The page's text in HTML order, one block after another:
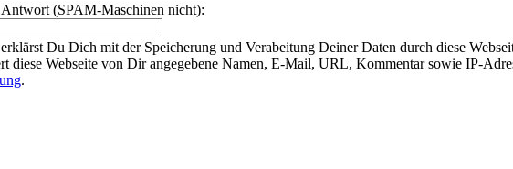
(SPAM-Maschinen nicht):
Du Dich mit der Speicherung und Verabeitung Deiner Daten durch diese
diese Webseite von Dir angegebene Namen, E-Mail, URL, Kommentar sowie IP-
.